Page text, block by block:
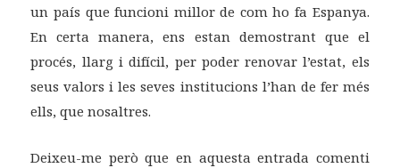
un país que funcioni millor de com ho fa Espanya.
En certa manera, ens estan demostrant que el
procés, llarg i difícil, per poder renovar l’estat, els
seus valors i les seves institucions l’han de fer més
ells, que nosaltres.
Deixeu-me però que en aquesta entrada comenti